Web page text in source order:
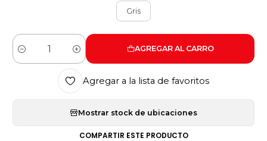
Gris
Cantidad
AGREGAR AL CARRO
Agregar a la lista de favoritos
Mostrar stock de ubicaciones
COMPARTIR ESTE PRODUCTO